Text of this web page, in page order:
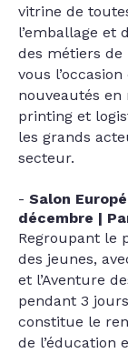
vitrine de
l’emballage et
des métiers de
vous
nouveautés en
printing et
les grands
secteur.
Salon
décembre |
Regroupant le
des jeunes,
et l’Aventure
pendant 3
constitue le
de l’éducation